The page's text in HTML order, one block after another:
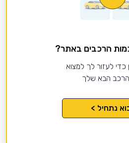
הרכבים באתר?
כדי לעזור לך למצוא
הבא שלך
נתחיל >